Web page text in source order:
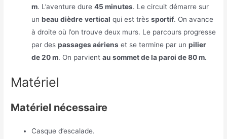
m. L’aventure dure45 minutes. Le circuit démarre sur
unbeau dièdre vertical qui est trèssportif. On avance
à droite où l’on trouve deux murs. Le parcours progresse
par despassages aériens et se termine par unpilier
de 20 m. On parvientau sommet de la paroi de 80 m.
Matériel
Matériel nécessaire
Casque d’escalade.